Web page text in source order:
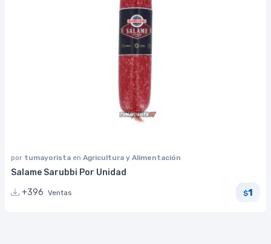
por tumayorista en Agricultura y Alimentación
Salame Sarubbi Por Unidad
+396 Ventas $1